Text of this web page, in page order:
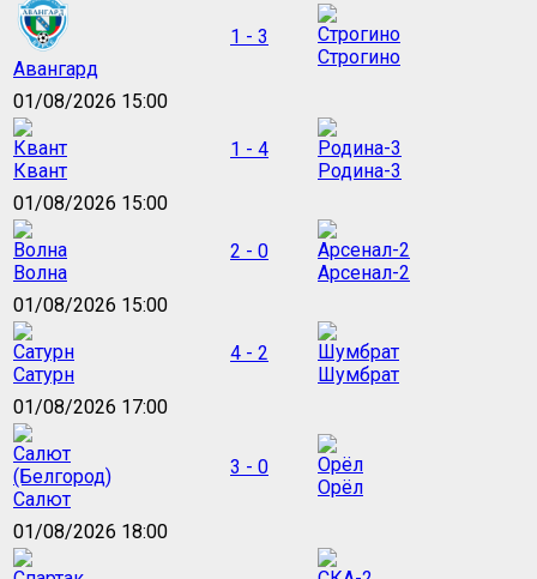
Авангард
1 - 3
Строгино
01/08/2026 15:00
Квант
1 - 4
Родина-3
01/08/2026 15:00
Волна
2 - 0
Арсенал-2
01/08/2026 15:00
Сатурн
4 - 2
Шумбрат
01/08/2026 17:00
Салют
3 - 0
Орёл
01/08/2026 18:00